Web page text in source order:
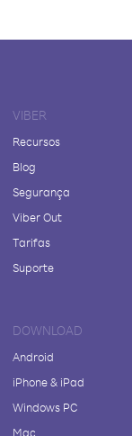
VIBER
Recursos
Blog
Segurança
Viber Out
Tarifas
Suporte
DOWNLOAD
Android
iPhone & iPad
Windows PC
Mac